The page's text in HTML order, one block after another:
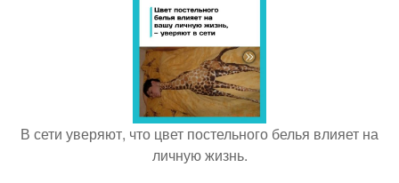
В сети уверяют, что цвет постельного белья влияет на
личную жизнь.